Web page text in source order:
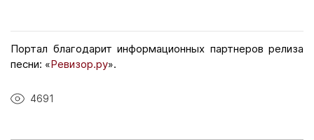
Портал благодарит информационных партнеров релиза
песни: «Ревизор.ру».
4691